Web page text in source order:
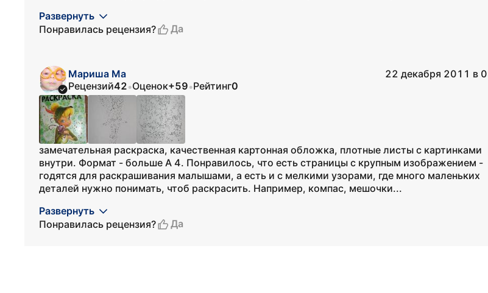
Развернуть
Понравилась рецензия?
Да
Мариша Ма
22 декабря 2011 в
Рецензий42•Оценок+59•Рейтинг0
замечательная раскраска, качественная картонная обложка, плотные листы с картинками
внутри. Формат - больше А 4. Понравилось, что есть страницы с крупным изображением -
годятся для раскрашивания малышами, а есть и с мелкими узорами, где много маленьких
деталей нужно понимать, чтоб раскрасить. Например, компас, мешочки...
Развернуть
Понравилась рецензия?
Да